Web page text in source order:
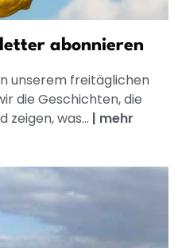
abonnieren
unserem freitäglichen
die Geschichten, die
zeigen, was... | mehr